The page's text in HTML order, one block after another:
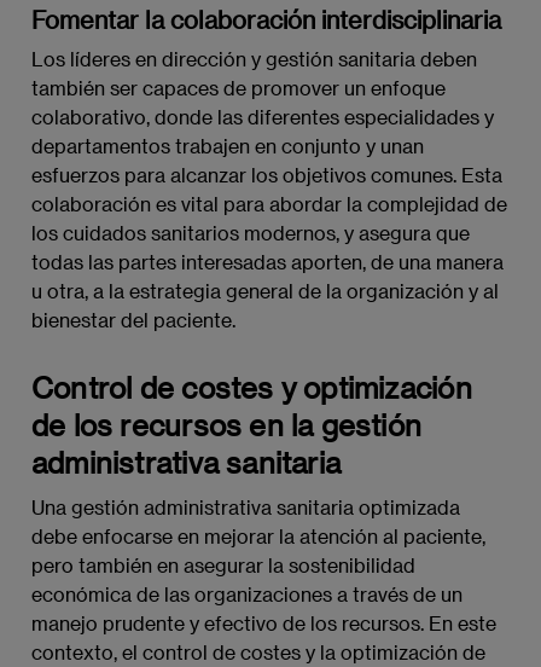
Fomentar la colaboración interdisciplinaria
Los líderes en dirección y gestión sanitaria deben
también ser capaces de promover un enfoque
colaborativo, donde las diferentes especialidades y
departamentos trabajen en conjunto y unan
esfuerzos para alcanzar los objetivos comunes. Esta
colaboración es vital para abordar la complejidad de
los cuidados sanitarios modernos, y asegura que
todas las partes interesadas aporten, de una manera
u otra, a la estrategia general de la organización y al
bienestar del paciente.
Control de costes y optimización
de los recursos en la gestión
administrativa sanitaria
Una gestión administrativa sanitaria optimizada
debe enfocarse en mejorar la atención al paciente,
pero también en asegurar la sostenibilidad
económica de las organizaciones a través de un
manejo prudente y efectivo de los recursos. En este
contexto, el control de costes y la optimización de